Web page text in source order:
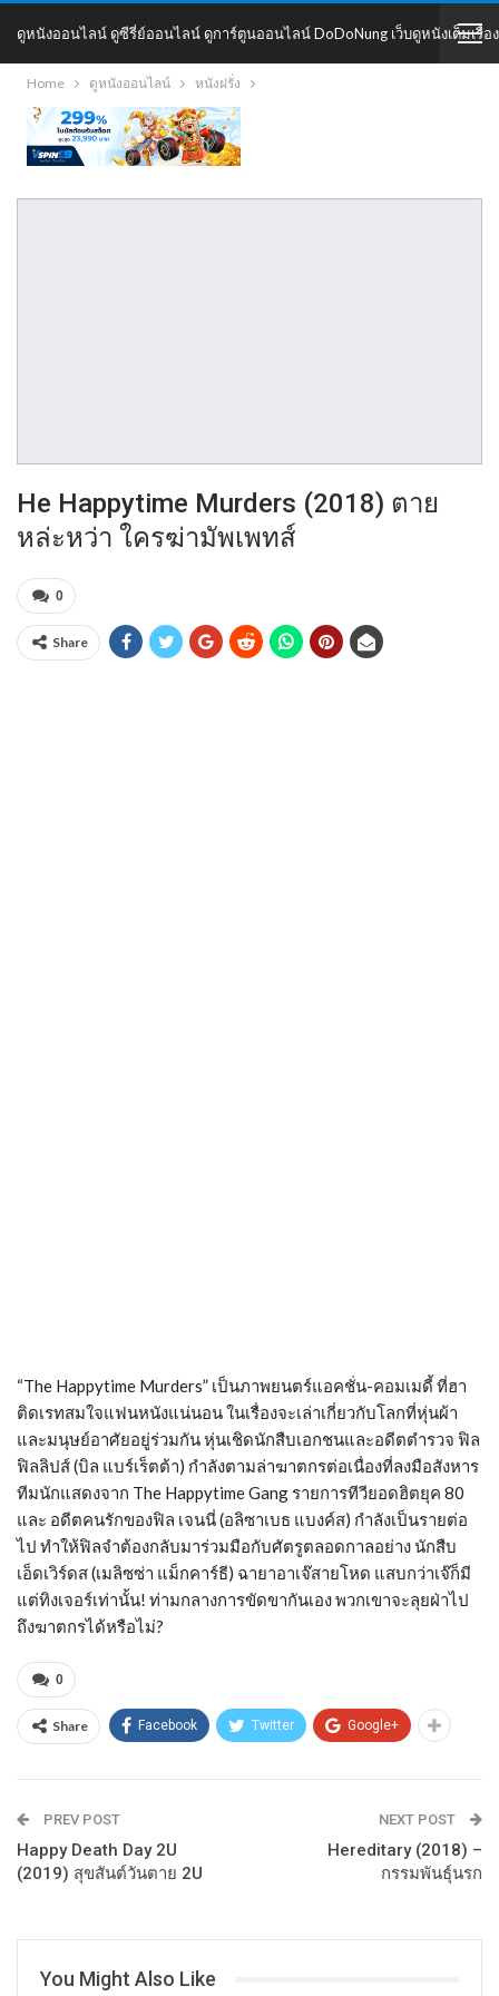
ดูหนังออนไลน์ ดูซีรี่ย์ออนไลน์ ดูการ์ตูนออนไลน์ DoDoNung เว็บดูหนังเต็มเรื่อง
DoDoNung
Home ดูหนังออนไลน์ หนังฝรั่ง
He Happytime Murders (2018) ตาย
หล่ะหว่า ใครฆ่ามัพเพทส์
0
Share
“The Happytime Murders” เป็นภาพยนตร์แอคชั่น-คอมเมดี้ ที่ฮา
ติดเรทสมใจแฟนหนังแน่นอน ในเรื่องจะเล่าเกี่ยวกับโลกที่หุ่นผ้า
และมนุษย์อาศัยอยู่ร่วมกัน หุ่นเชิดนักสืบเอกชนและอดีตตำรวจ ฟิล
ฟิลลิปส์ (บิล แบร์เร็ตต้า) กำลังตามล่าฆาตกรต่อเนื่องที่ลงมือสังหาร
ทีมนักแสดงจาก The Happytime Gang รายการทีวียอดฮิตยุค 80
และ อดีตคนรักของฟิล เจนนี่ (อลิซาเบธ แบงค์ส) กำลังเป็นรายต่อ
ไป ทำให้ฟิลจำต้องกลับมาร่วมมือกับศัตรูตลอดกาลอย่าง นักสืบ
เอ็ดเวิร์ดส (เมลิซซ่า แม็กคาร์ธี) ฉายาอาเจ๊สายโหด แสบกว่าเจ๊ก็มี
แต่ทิงเจอร์เท่านั้น! ท่ามกลางการขัดขากันเอง พวกเขาจะลุยฝ่าไป
ถึงฆาตกรได้หรือไม่?
0
Share Facebook Twitter Google+
PREV POST
Happy Death Day 2U
(2019) สุขสันต์วันตาย 2U
NEXT POST
Hereditary (2018) –
กรรมพันธุ์นรก
You Might Also Like